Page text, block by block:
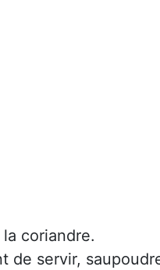
coriandre.
de servir,